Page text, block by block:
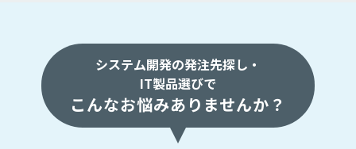
システム開発の発注先探し・
IT製品選びで
こんなお悩みありませんか？